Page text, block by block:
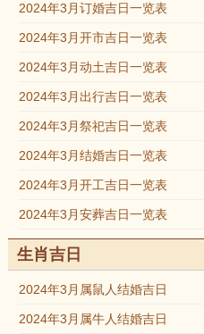
2024年3月订婚吉日一览表
2024年3月开市吉日一览表
2024年3月动土吉日一览表
2024年3月出行吉日一览表
2024年3月祭祀吉日一览表
2024年3月结婚吉日一览表
2024年3月开工吉日一览表
2024年3月安葬吉日一览表
生肖吉日
2024年3月属鼠人结婚吉日
2024年3月属牛人结婚吉日